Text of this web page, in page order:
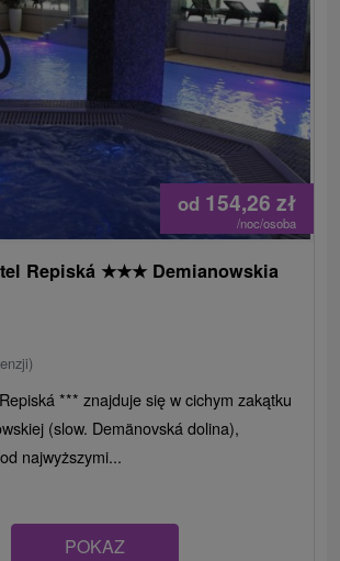
od 154,26 zł
/noc/osoba
Repiská ★★★ Demianowskia
*** znajduje się w cichym zakątku
(slow. Demänovská dolina),
najwyższymi...
POKAZ